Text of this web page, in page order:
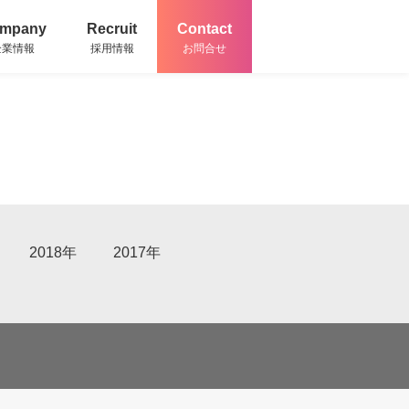
情報
Recruit
採用情報
Contact
お問合せ
2018年 2017年